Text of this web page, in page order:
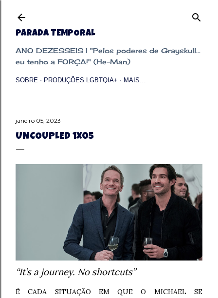
PARADA TEMPORAL
ANO DEZESSEIS | "Pelos poderes de Grayskull...
eu tenho a FORÇA!" (He-Man)
SOBRE PRODUÇÕES LGBTQIA+ MAIS…
janeiro 05, 2023
UNCOUPLED 1X05
“It’s a journey. No shortcuts”
É CADA SITUAÇÃO EM QUE O MICHAEL SE